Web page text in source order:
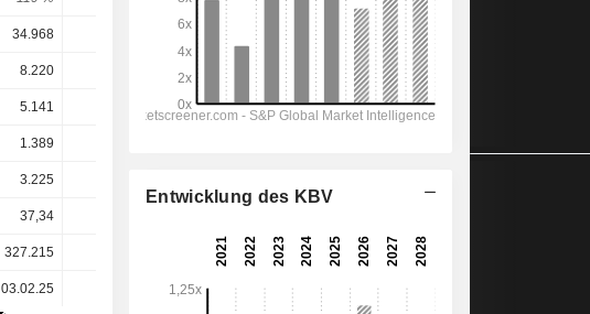
34.968 28.433 25.913 24.345
8.220 7.829 7.107 6.829
5.141 5.710 4.962 4.578
1.389
3.225
37,34
327.215 326.145
03.02.25 -
Entwicklung des KBV